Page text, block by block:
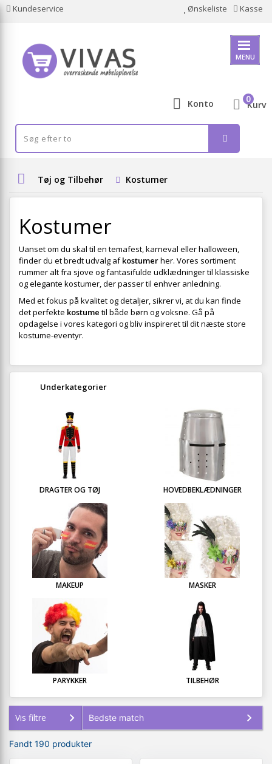
Kundeservice Ønskeliste Kasse
MENU
Konto Kurv
0
Tøj og Tilbehør Kostumer
Kostumer
Uanset om du skal til en temafest, karneval eller halloween,
finder du et bredt udvalg afkostumerher. Vores sortiment
rummer alt fra sjove og fantasifulde udklædninger til klassiske
og elegante kostumer, der passer til enhver anledning.
Med et fokus på kvalitet og detaljer, sikrer vi, at du kan finde
det perfekte kostume til både børn og voksne. Gå på
opdagelse i vores kategori og bliv inspireret til dit næste store
kostume-eventyr.
Underkategorier
DRAGTER OG TØJ HOVEDBEKLÆDNINGER
MAKEUP MASKER
PARYKKER TILBEHØR
Vis filtre
Fandt 190 produkter